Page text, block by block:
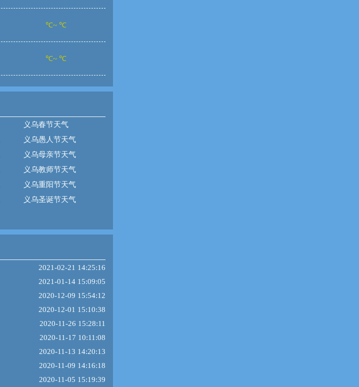
℃~ ℃
℃~ ℃
义乌春节天气
义乌愚人节天气
义乌母亲节天气
义乌教师节天气
义乌重阳节天气
义乌圣诞节天气
2021-02-21 14:25:16
2021-01-14 15:09:05
2020-12-09 15:54:12
2020-12-01 15:10:38
2020-11-26 15:28:11
2020-11-17 10:11:08
2020-11-13 14:20:13
2020-11-09 14:16:18
2020-11-05 15:19:39